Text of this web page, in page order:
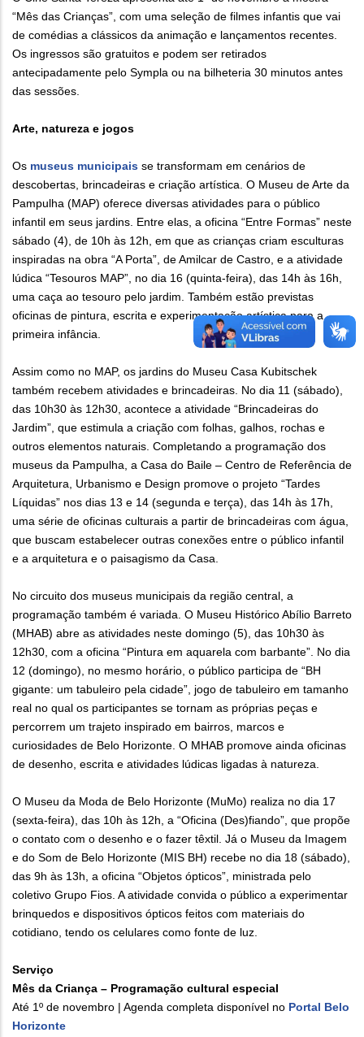
“Mês das Crianças”, com uma seleção de filmes infantis que vai
de comédias a clássicos da animação e lançamentos recentes.
Os ingressos são gratuitos e podem ser retirados
antecipadamente pelo Sympla ou na bilheteria 30 minutos antes
das sessões.
Arte, natureza e jogos
Os museus municipais se transformam em cenários de
descobertas, brincadeiras e criação artística. O Museu de Arte da
Pampulha (MAP) oferece diversas atividades para o público
infantil em seus jardins. Entre elas, a oficina “Entre Formas” neste
sábado (4), de 10h às 12h, em que as crianças criam esculturas
inspiradas na obra “A Porta”, de Amilcar de Castro, e a atividade
lúdica “Tesouros MAP”, no dia 16 (quinta-feira), das 14h às 16h,
uma caça ao tesouro pelo jardim. Também estão previstas
oficinas de pintura, escrita e experimentação artística para a
primeira infância.
Assim como no MAP, os jardins do Museu Casa Kubitschek
também recebem atividades e brincadeiras. No dia 11 (sábado),
das 10h30 às 12h30, acontece a atividade “Brincadeiras do
Jardim”, que estimula a criação com folhas, galhos, rochas e
outros elementos naturais. Completando a programação dos
museus da Pampulha, a Casa do Baile – Centro de Referência de
Arquitetura, Urbanismo e Design promove o projeto “Tardes
Líquidas” nos dias 13 e 14 (segunda e terça), das 14h às 17h,
uma série de oficinas culturais a partir de brincadeiras com água,
que buscam estabelecer outras conexões entre o público infantil
e a arquitetura e o paisagismo da Casa.
No circuito dos museus municipais da região central, a
programação também é variada. O Museu Histórico Abílio Barreto
(MHAB) abre as atividades neste domingo (5), das 10h30 às
12h30, com a oficina “Pintura em aquarela com barbante”. No dia
12 (domingo), no mesmo horário, o público participa de “BH
gigante: um tabuleiro pela cidade”, jogo de tabuleiro em tamanho
real no qual os participantes se tornam as próprias peças e
percorrem um trajeto inspirado em bairros, marcos e
curiosidades de Belo Horizonte. O MHAB promove ainda oficinas
de desenho, escrita e atividades lúdicas ligadas à natureza.
O Museu da Moda de Belo Horizonte (MuMo) realiza no dia 17
(sexta-feira), das 10h às 12h, a “Oficina (Des)fiando”, que propõe
o contato com o desenho e o fazer têxtil. Já o Museu da Imagem
e do Som de Belo Horizonte (MIS BH) recebe no dia 18 (sábado),
das 9h às 13h, a oficina “Objetos ópticos”, ministrada pelo
coletivo Grupo Fios. A atividade convida o público a experimentar
brinquedos e dispositivos ópticos feitos com materiais do
cotidiano, tendo os celulares como fonte de luz.
Serviço
Mês da Criança – Programação cultural especial
Até 1º de novembro | Agenda completa disponível no Portal Belo
Horizonte